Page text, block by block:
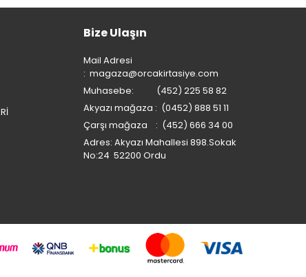
Bize Ulaşın
Mail Adresi
: magaza@orcakirtasiye.com
Muhasebe: (452) 225 58 82
Akyazı mağaza : (0452) 888 51 11
Çarşı mağaza : (452) 666 34 00
Adres: Akyazı Mahallesi 898.Sokak
No:24 52200 Ordu